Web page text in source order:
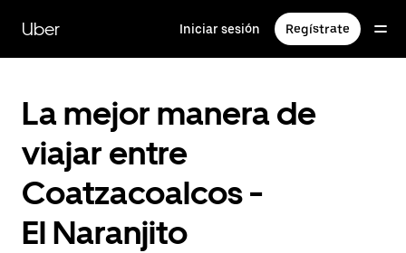
contenido
principal
Uber Iniciar sesión Regístrate
La mejor manera de
viajar entre
Coatzacoalcos -
El Naranjito